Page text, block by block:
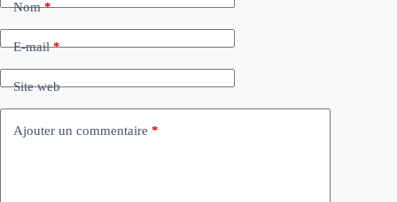
Nom*
E-mail*
Site web
Ajouter un commentaire *